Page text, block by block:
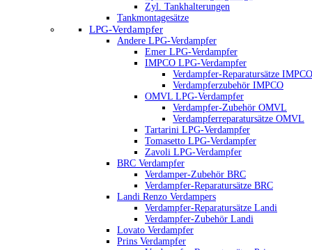
Zyl. Tankhalterungen
Tankmontagesätze
LPG-Verdampfer
Andere LPG-Verdampfer
Emer LPG-Verdampfer
IMPCO LPG-Verdampfer
Verdampfer-Reparatursätze IMPCO
Verdampferzubehör IMPCO
OMVL LPG-Verdampfer
Verdampfer-Zubehör OMVL
Verdampferreparatursätze OMVL
Tartarini LPG-Verdampfer
Tomasetto LPG-Verdampfer
Zavoli LPG-Verdampfer
BRC Verdampfer
Verdamper-Zubehör BRC
Verdampfer-Reparatursätze BRC
Landi Renzo Verdampers
Verdampfer-Reparatursätze Landi
Verdampfer-Zubehör Landi
Lovato Verdampfer
Prins Verdampfer